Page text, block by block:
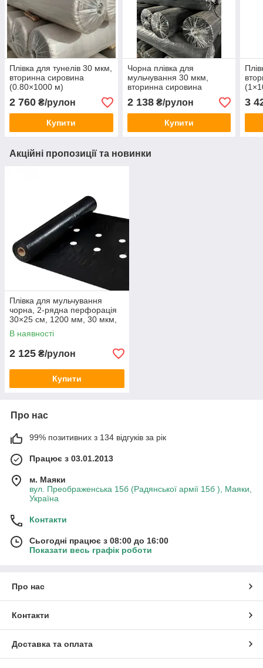
Плівка для тунелів 30 мкм,
вторинна сировина
(0.80×1000 м)
2 760 ₴/рулон
Купити
Чорна плівка для
мульчування 30 мкм,
вторинна сировина
(1,2×500 м)
2 138₴/рулон
Купити
3
Акційні пропозиції та новинки
Плівка для мульчування
чорна, 2-рядна перфорація
30×25 см, 1200 мм, 30 мкм,
500 м (вторинна сировина)
В наявності
2 125 ₴/рулон
Купити
Про нас
99% позитивних з 134 відгуків за рік
Працює з 03.01.2013
м. Маяки
вул. Преображенська 15б (Радянської армії 15б ), Маяки,
Україна
Контакти
Сьогодні працює з 08:00 до 16:00
Показати весь графік роботи
Про нас
Контакти
Доставка та оплата